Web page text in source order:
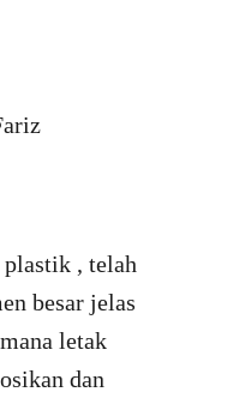
plastik , telah
besar jelas
letak
dan